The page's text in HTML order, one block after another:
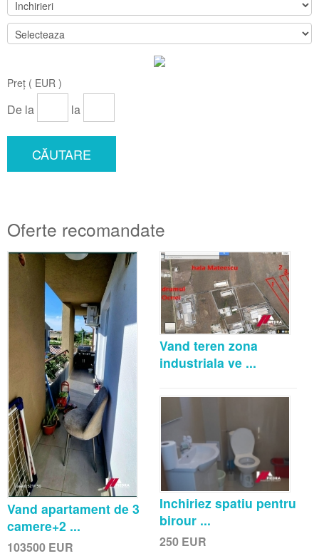
Preț ( EUR )
De la la
CĂUTARE
Oferte recomandate
Vand apartament de 3
camere+2 ...
103500 EUR
Vand teren zona
industriala ve ...
Inchiriez spatiu pentru
birour ...
250 EUR